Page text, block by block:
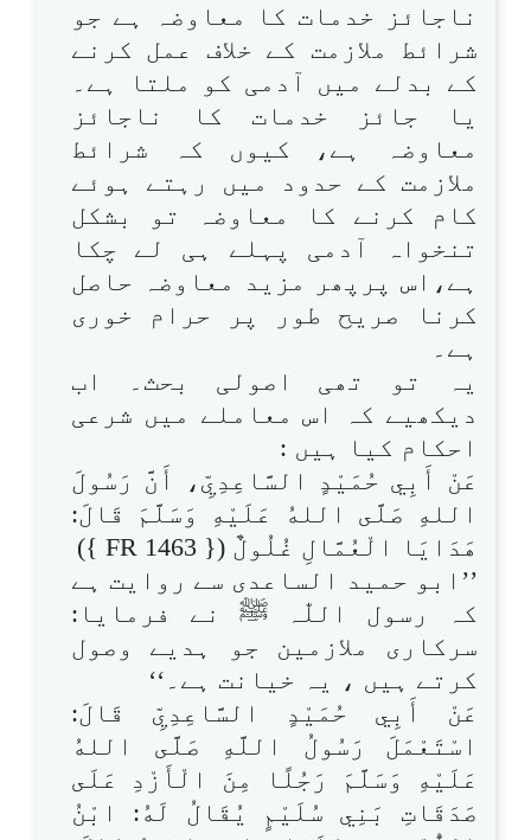
ناجائز خدمات کا معاوضہ ہے جو
شرائط ملازمت کے خلاف عمل کرنے
کے بدلے میں آدمی کو ملتا ہے۔
یا جائز خدمات کا ناجائز
معاوضہ ہے، کیوں کہ شرائط
ملازمت کے حدود میں رہتے ہوئے
کام کرنے کا معاوضہ تو بشکل
تنخواہ آدمی پہلے ہی لے چکا
ہے،اس پرپھر مزید معاوضہ حاصل
کرنا صریح طور پر حرام خوری
ہے۔
یہ تو تھی اصولی بحث۔ اب
دیکھیے کہ اس معاملے میں شرعی
احکام کیا ہیں :
عَنْ أَبِي حُمَيْدٍ السَّاعِدِيِّ، أَنَّ رَسُولَ
اللهِ صَلَّى اللهُ عَلَيْهِ وَسَلَّمَ قَالَ:
هَدَايَا الْعُمَّالِ غُلُولٌ ({ FR 1463 })
’’ابو حمید الساعدی سے روایت ہے
کہ رسول اللّٰہ ﷺ نے فرمایا:
سرکاری ملازمین جو ہدیے وصول
کرتے ہیں ، یہ خیانت ہے۔‘‘
عَنْ أَبِي حُمَيْدٍ السَّاعِدِيِّ قَالَ:
اسْتَعْمَلَ رَسُولُ اللَّهِ صَلَّى اللهُ
عَلَيْهِ وَسَلَّمَ رَجُلًا مِنَ الْأَزْدِ عَلَى
صَدَقَاتِ بَنِي سُلَيْمٍ يُقَالُ لَهُ: ابْنُ